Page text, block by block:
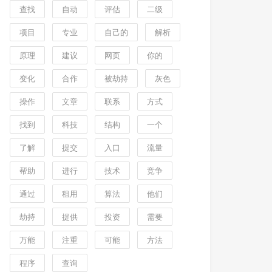
查找 自动 评估 二级
项目 专业 自己的 解析
原理 建议 网页 你的
变化 合作 被劫持 灰色
操作 文章 联系 方式
找到 科技 结构 一个
了解 提交 入口 流量
帮助 进行 技术 竞争
通过 租用 算法 他们
劫持 提供 投资 需要
万能 注重 可能 方法
程序 查询